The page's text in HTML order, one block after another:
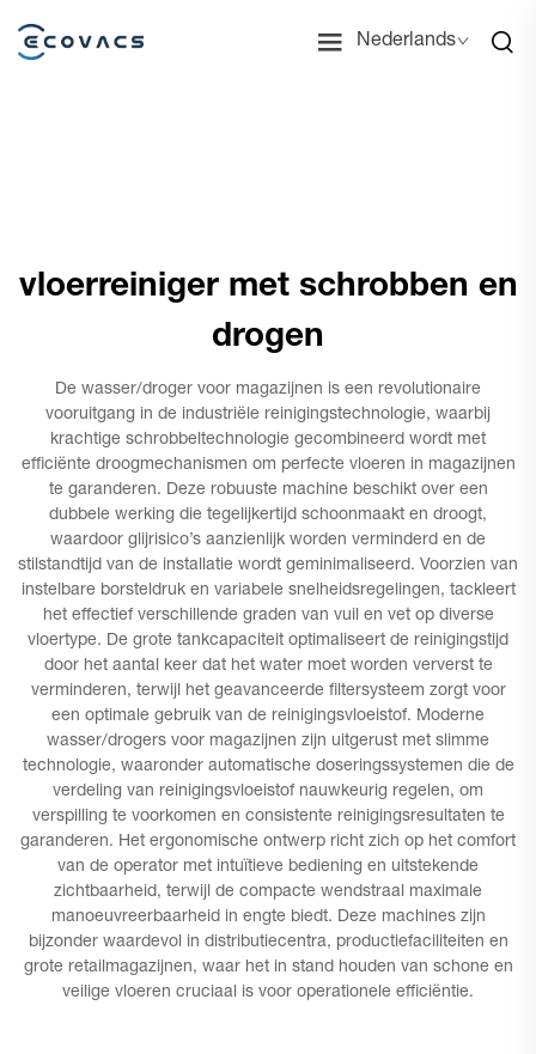
Nederlands
vloerreiniger met schrobben en
drogen
De wasser/droger voor magazijnen is een revolutionaire
vooruitgang in de industriële reinigingstechnologie, waarbij
krachtige schrobbeltechnologie gecombineerd wordt met
efficiënte droogmechanismen om perfecte vloeren in magazijnen
te garanderen. Deze robuuste machine beschikt over een
dubbele werking die tegelijkertijd schoonmaakt en droogt,
waardoor glijrisico’s aanzienlijk worden verminderd en de
stilstandtijd van de installatie wordt geminimaliseerd. Voorzien van
instelbare borsteldruk en variabele snelheidsregelingen, tackleert
het effectief verschillende graden van vuil en vet op diverse
vloertype. De grote tankcapaciteit optimaliseert de reinigingstijd
door het aantal keer dat het water moet worden ververst te
verminderen, terwijl het geavanceerde filtersysteem zorgt voor
een optimale gebruik van de reinigingsvloeistof. Moderne
wasser/drogers voor magazijnen zijn uitgerust met slimme
technologie, waaronder automatische doseringssystemen die de
verdeling van reinigingsvloeistof nauwkeurig regelen, om
verspilling te voorkomen en consistente reinigingsresultaten te
garanderen. Het ergonomische ontwerp richt zich op het comfort
van de operator met intuïtieve bediening en uitstekende
zichtbaarheid, terwijl de compacte wendstraal maximale
manoeuvreerbaarheid in engte biedt. Deze machines zijn
bijzonder waardevol in distributiecentra, productiefaciliteiten en
grote retailmagazijnen, waar het in stand houden van schone en
veilige vloeren cruciaal is voor operationele efficiëntie.